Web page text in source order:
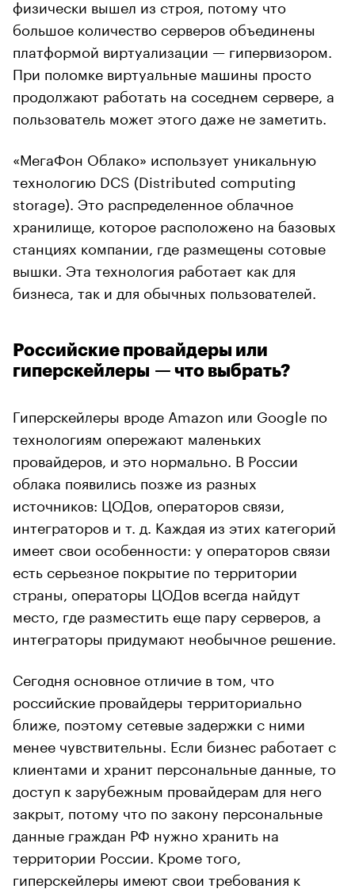
физически вышел из строя, потому что
большое количество серверов объединены
платформой виртуализации — гипервизором.
При поломке виртуальные машины просто
продолжают работать на соседнем сервере, а
пользователь может этого даже не заметить.
«МегаФон Облако» использует уникальную
технологию DCS (Distributed computing
storage). Это распределенное облачное
хранилище, которое расположено на базовых
станциях компании, где размещены сотовые
вышки. Эта технология работает как для
бизнеса, так и для обычных пользователей.
Российские провайдеры или
гиперскейлеры — что выбрать?
Гиперскейлеры вроде Amazon или Google по
технологиям опережают маленьких
провайдеров, и это нормально. В России
облака появились позже из разных
источников: ЦОДов, операторов связи,
интеграторов и т. д. Каждая из этих категорий
имеет свои особенности: у операторов связи
есть серьезное покрытие по территории
страны, операторы ЦОДов всегда найдут
место, где разместить еще пару серверов, а
интеграторы придумают необычное решение.
Сегодня основное отличие в том, что
российские провайдеры территориально
ближе, поэтому сетевые задержки с ними
менее чувствительны. Если бизнес работает с
клиентами и хранит персональные данные, то
доступ к зарубежным провайдерам для него
закрыт, потому что по закону персональные
данные граждан РФ нужно хранить на
территории России. Кроме того,
гиперскейлеры имеют свои требования к